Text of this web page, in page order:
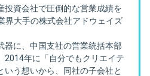
投資会社で圧倒的な営業成績を
界大手の株式会社アドウェイズ
器に、中国支社の営業統括本部
2014年に「自分でもクリエイテ
いう想いから、同社の子会社と